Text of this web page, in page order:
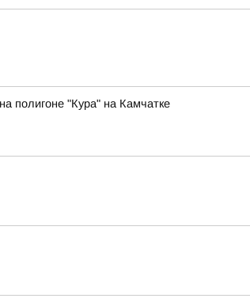
полигоне "Кура" на Камчатке